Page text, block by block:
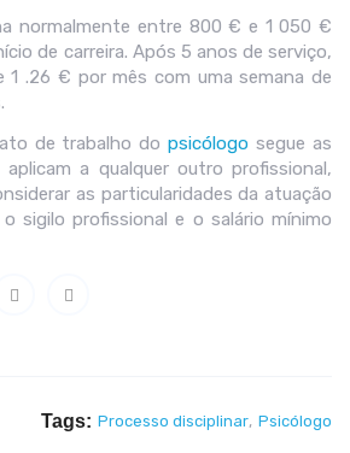
normalmente entre 800 € e 1 050 €
de carreira. Após 5 anos de serviço,
1 .26 € por mês com uma semana de
de trabalho dopsicólogo segue as
a qualquer outro profissional,
as particularidades da atuação
sigilo profissional e o salário mínimo
Tags: Processo disciplinar, Psicólogo